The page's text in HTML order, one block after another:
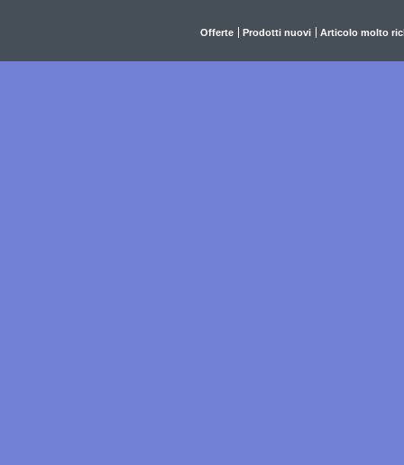
Offerte Prodotti nuovi Articolo molto